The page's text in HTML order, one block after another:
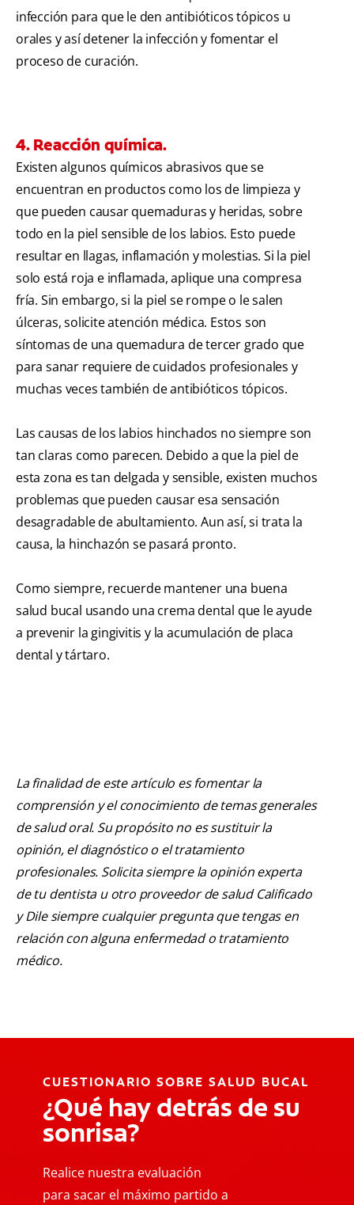
infección para que le den antibióticos tópicos u
orales y así detener la infección y fomentar el
proceso de curación.
4. Reacción química.
Existen algunos químicos abrasivos que se
encuentran en productos como los de limpieza y
que pueden causar quemaduras y heridas, sobre
todo en la piel sensible de los labios. Esto puede
resultar en llagas, inflamación y molestias. Si la piel
solo está roja e inflamada, aplique una compresa
fría. Sin embargo, si la piel se rompe o le salen
úlceras, solicite atención médica. Estos son
síntomas de una quemadura de tercer grado que
para sanar requiere de cuidados profesionales y
muchas veces también de antibióticos tópicos.
Las causas de los labios hinchados no siempre son
tan claras como parecen. Debido a que la piel de
esta zona es tan delgada y sensible, existen muchos
problemas que pueden causar esa sensación
desagradable de abultamiento. Aun así, si trata la
causa, la hinchazón se pasará pronto.
Como siempre, recuerde mantener una buena
salud bucal usando una crema dental que le ayude
a prevenir la gingivitis y la acumulación de placa
dental y tártaro.
La finalidad de este artículo es fomentar la
comprensión y el conocimiento de temas generales
de salud oral. Su propósito no es sustituir la
opinión, el diagnóstico o el tratamiento
profesionales. Solicita siempre la opinión experta
de tu dentista u otro proveedor de salud Calificado
y Dile siempre cualquier pregunta que tengas en
relación con alguna enfermedad o tratamiento
médico.
CUESTIONARIO SOBRE SALUD BUCAL
¿Qué hay detrás de su
sonrisa?
Realice nuestra evaluación
para sacar el máximo partido a